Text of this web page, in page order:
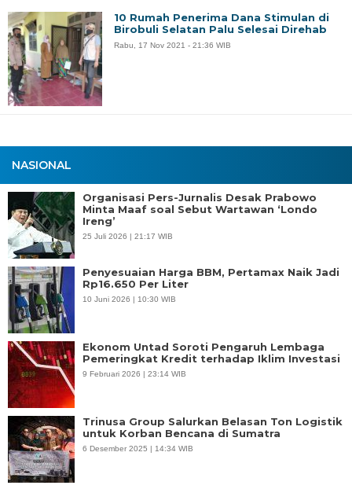
NASIONAL
Organisasi Pers-Jurnalis Desak Prabowo
Minta Maaf soal Sebut Wartawan ‘Londo
Ireng’
25 Juli 2026 | 21:17 WIB
Penyesuaian Harga BBM, Pertamax Naik Jadi
Rp16.650 Per Liter
10 Juni 2026 | 10:30 WIB
Ekonom Untad Soroti Pengaruh Lembaga
Pemeringkat Kredit terhadap Iklim Investasi
9 Februari 2026 | 23:14 WIB
Trinusa Group Salurkan Belasan Ton Logistik
untuk Korban Bencana di Sumatra
6 Desember 2025 | 14:34 WIB
10 Rumah Penerima Dana Stimulan di
Birobuli Selatan Palu Selesai Direhab
Rabu, 17 Nov 2021 - 21:36 WIB